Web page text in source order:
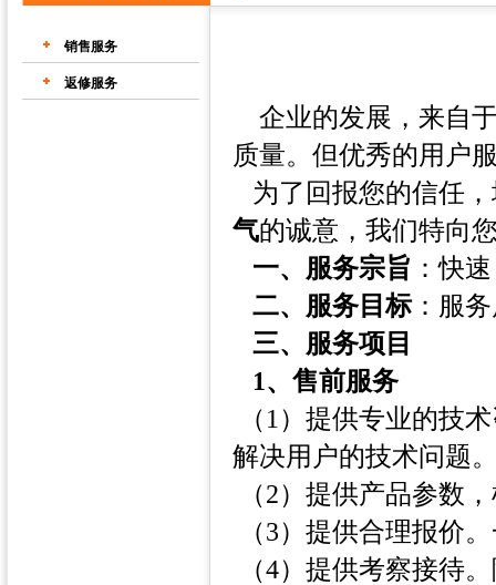
销售服务
返修服务
企业的发展，来自
质量。但优秀的用户
为了回报您的信任
气的诚意，我们特向
一、服务宗旨 ：快
二、服务目标：服
三、服务项目
1、售前服务
（1）提供专业的技
解决用户的技术问题
（2）提供产品参数
（3）提供合理报价
（4）提供考察接待